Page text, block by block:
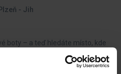
Plzeň - Jih
boty – a teď hledáte místo, kde
ranní směna, moderní stroje a
i kancelář, občas výjezd za